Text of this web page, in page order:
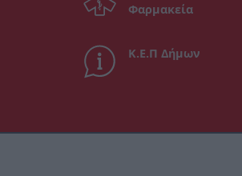
Φαρμακεία
Κ.Ε.Π Δήμων